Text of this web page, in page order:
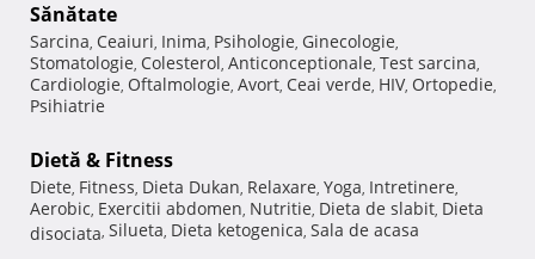
Sănătate
Sarcina, Ceaiuri, Inima, Psihologie, Ginecologie,
Stomatologie, Colesterol, Anticonceptionale, Test sarcina,
Cardiologie, Oftalmologie, Avort, Ceai verde, HIV, Ortopedie,
Psihiatrie
Dietă & Fitness
Diete, Fitness, Dieta Dukan, Relaxare, Yoga, Intretinere,
Aerobic, Exercitii abdomen, Nutritie, Dieta de slabit, Dieta
disociata, Silueta, Dieta ketogenica, Sala de acasa